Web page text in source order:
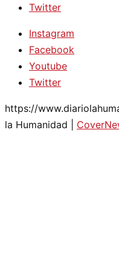
Twitter
Instagram
Facebook
Youtube
Twitter
https://
la Humanidad